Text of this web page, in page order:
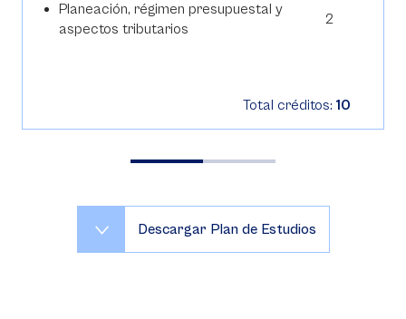
Planeación, régimen presupuestal y
aspectos tributarios
2
Total créditos: 10
Descargar Plan de Estudios